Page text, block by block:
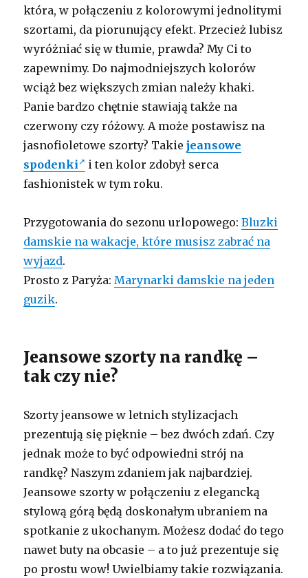
która, w połączeniu z kolorowymi jednolitymi
szortami, da piorunujący efekt. Przecież lubisz
wyróżniać się w tłumie, prawda? My Ci to
zapewnimy. Do najmodniejszych kolorów
wciąż bez większych zmian należy khaki.
Panie bardzo chętnie stawiają także na
czerwony czy różowy. A może postawisz na
jasnofioletowe szorty? Takiejeansowe
spodenki
i ten kolor zdobył serca
fashionistek w tym roku.
Przygotowania do sezonu urlopowego:Bluzki
damskie na wakacje, które musisz zabrać na
wyjazd.
Prosto z Paryża: Marynarki damskie na jeden
guzik.
Jeansowe szorty na randkę –
tak czy nie?
Szorty jeansowe w letnich stylizacjach
prezentują się pięknie – bez dwóch zdań. Czy
jednak może to być odpowiedni strój na
randkę? Naszym zdaniem jak najbardziej.
Jeansowe szorty w połączeniu z elegancką
stylową górą będą doskonałym ubraniem na
spotkanie z ukochanym. Możesz dodać do tego
nawet buty na obcasie – a to już prezentuje się
po prostu wow! Uwielbiamy takie rozwiązania.